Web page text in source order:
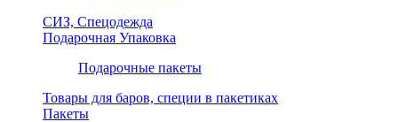
СИЗ, Спецодежда
Подарочная Упаковка
Подарочные пакеты
Товары для баров, специи в пакетиках
Пакеты